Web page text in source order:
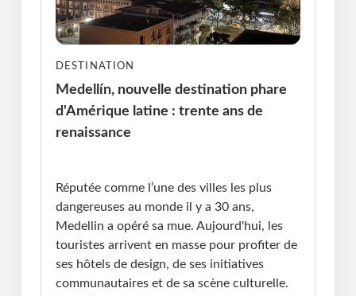
DESTINATION
Medellín, nouvelle destination phare
d'Amérique latine : trente ans de
renaissance
Réputée comme l’une des villes les plus
dangereuses au monde il y a 30 ans,
Medellin a opéré sa mue. Aujourd'hui, les
touristes arrivent en masse pour profiter de
ses hôtels de design, de ses initiatives
communautaires et de sa scène culturelle.